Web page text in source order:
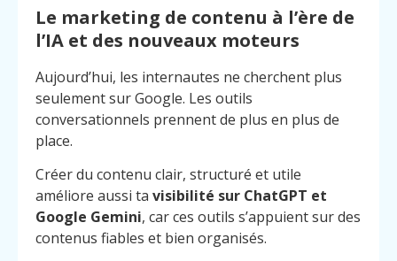
Le marketing de contenu à l’ère de
l’IA et des nouveaux moteurs
Aujourd’hui, les internautes ne cherchent plus
seulement sur Google. Les outils
conversationnels prennent de plus en plus de
place.
Créer du contenu clair, structuré et utile
améliore aussi ta visibilité sur ChatGPT et
Google Gemini, car ces outils s’appuient sur des
contenus fiables et bien organisés.